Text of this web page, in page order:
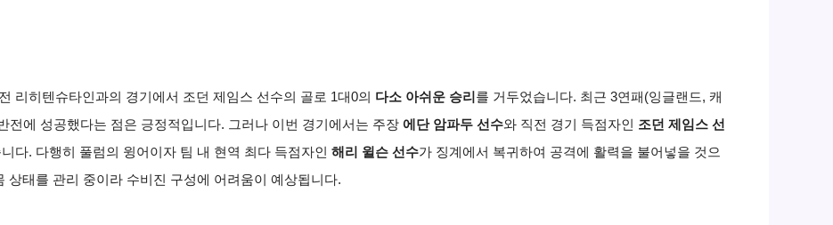
리히텐슈타인과의 경기에서 조던 제임스 선수의 골로 1대0의 다소 아쉬운 승리 를 거두었습니다. 최근 3연패(잉글랜드, 캐
전에 성공했다는 점은 긍정적입니다. 그러나 이번 경기에서는 주장 에단 암파두 선수와 직전 경기 득점자인 조던 제임스 선
다. 다행히 풀럼의 윙어이자 팀 내 현역 최다 득점자인 해리 윌슨 선수가 징계에서 복귀하여 공격에 활력을 불어넣을 것으
상태를 관리 중이라 수비진 구성에 어려움이 예상됩니다.